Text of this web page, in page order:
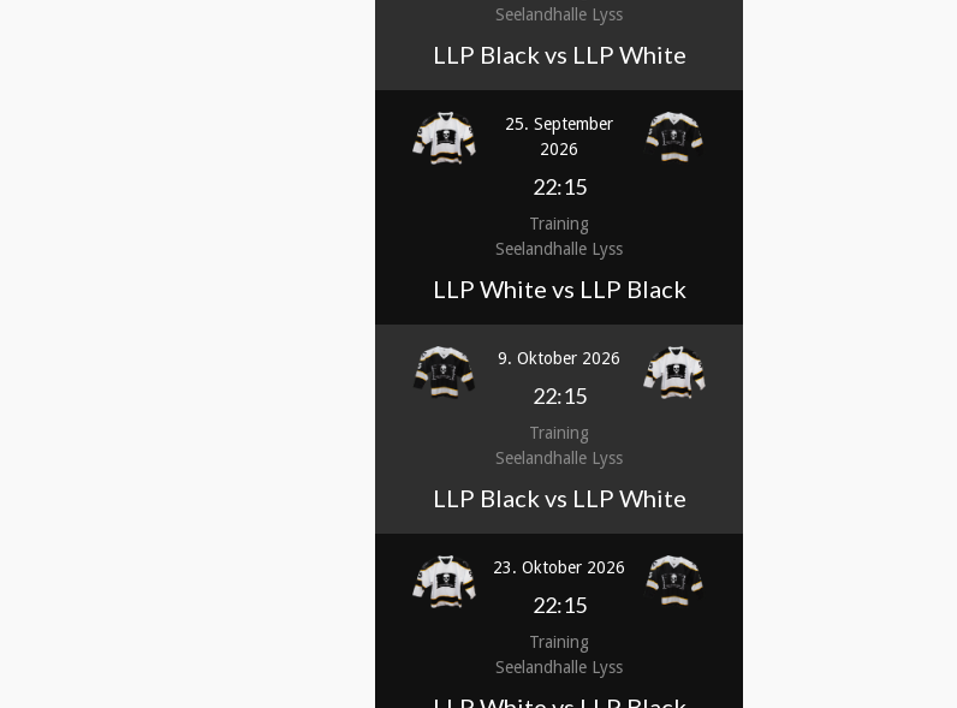
Seelandhalle Lyss
LLP Black vs LLP White
25. September
2026
22:15
Training
Seelandhalle Lyss
LLP White vs LLP Black
9. Oktober 2026
22:15
Training
Seelandhalle Lyss
LLP Black vs LLP White
23. Oktober 2026
22:15
Training
Seelandhalle Lyss